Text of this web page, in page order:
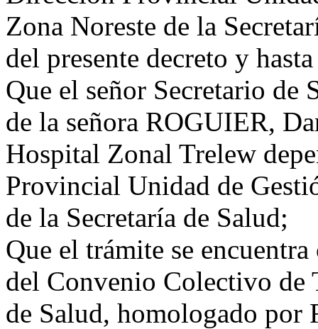
Zona Noreste de la
del presente decreto y
Que el señor Secretario
de la señora ROGUIER,
Hospital Zonal Trelew
Provincial Unidad de
de la Secretaría de Salud;
Que el trámite se
del Convenio Colectivo de
de Salud, homologado por